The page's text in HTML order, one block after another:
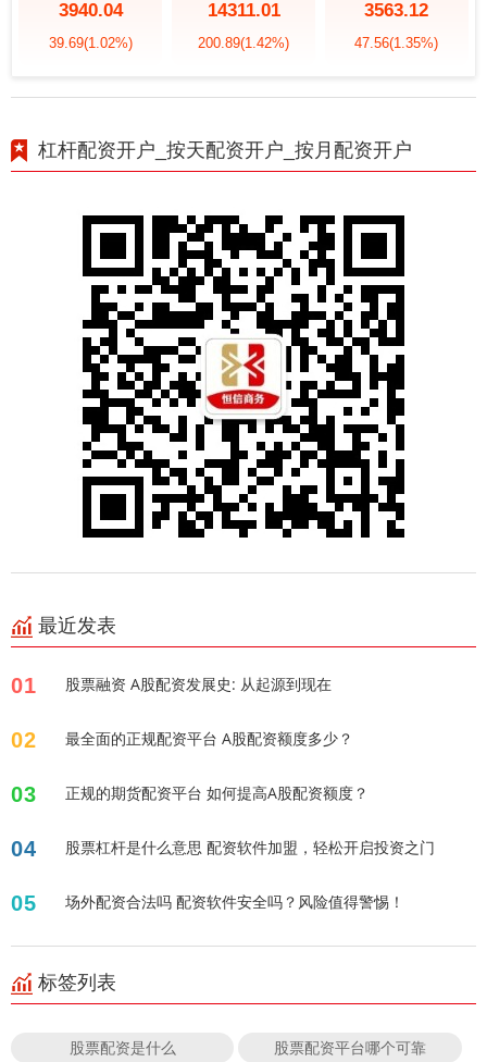
3940.04
39.69(1.02%)
14311.01
200.89(1.42%)
3563.12
47.56(1.35%)
杠杆配资开户_按天配资开户_按月配资开户
最近发表
01 股票融资 A股配资发展史: 从起源到现在
02 最全面的正规配资平台 A股配资额度多少？
03 正规的期货配资平台 如何提高A股配资额度？
04 股票杠杆是什么意思 配资软件加盟，轻松开启投资之门
05 场外配资合法吗 配资软件安全吗？风险值得警惕！
标签列表
股票配资是什么 股票配资平台哪个可靠